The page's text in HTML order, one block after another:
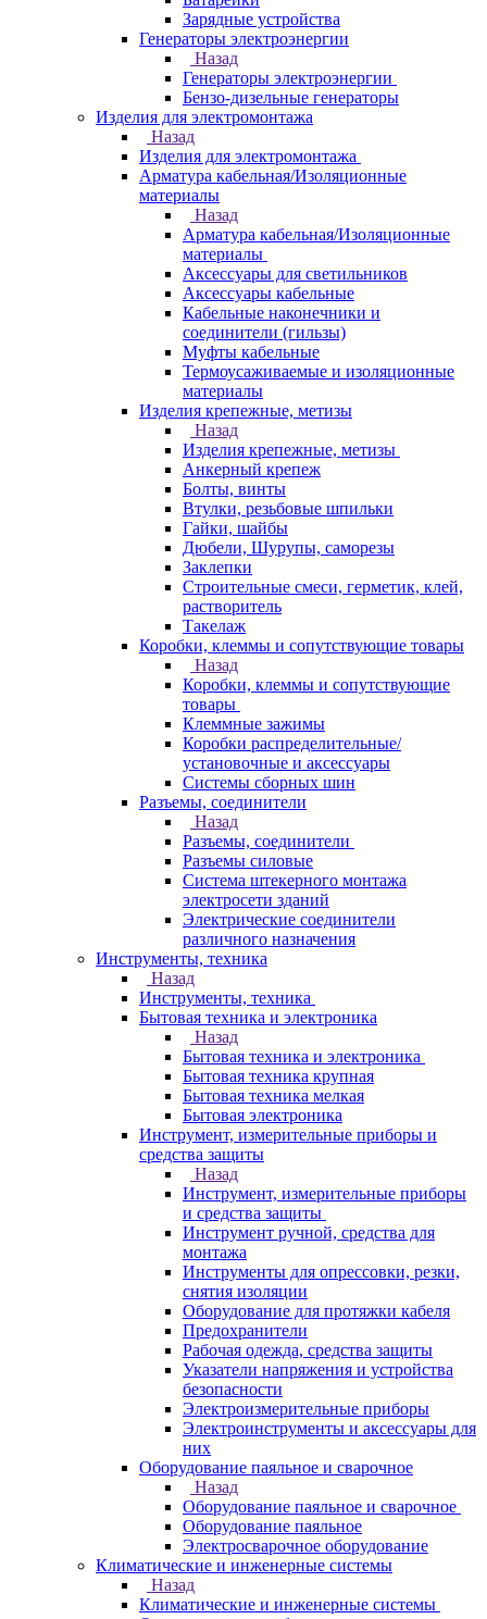
Зарядные устройства
Генераторы электроэнергии
Назад
Генераторы электроэнергии
Бензо-дизельные генераторы
Изделия для электромонтажа
Назад
Изделия для электромонтажа
Арматура кабельная/Изоляционные
материалы
Назад
Арматура кабельная/Изоляционные
материалы
Аксессуары для светильников
Аксессуары кабельные
Кабельные наконечники и
соединители (гильзы)
Муфты кабельные
Термоусаживаемые и изоляционные
материалы
Изделия крепежные, метизы
Назад
Изделия крепежные, метизы
Анкерный крепеж
Болты, винты
Втулки, резьбовые шпильки
Гайки, шайбы
Дюбели, Шурупы, саморезы
Заклепки
Строительные смеси, герметик, клей,
растворитель
Такелаж
Коробки, клеммы и сопутствующие товары
Назад
Коробки, клеммы и сопутствующие
товары
Клеммные зажимы
Коробки распределительные/
установочные и аксессуары
Системы сборных шин
Разъемы, соединители
Назад
Разъемы, соединители
Разъемы силовые
Система штекерного монтажа
электросети зданий
Электрические соединители
различного назначения
Инструменты, техника
Назад
Инструменты, техника
Бытовая техника и электроника
Назад
Бытовая техника и электроника
Бытовая техника крупная
Бытовая техника мелкая
Бытовая электроника
Инструмент, измерительные приборы и
средства защиты
Назад
Инструмент, измерительные приборы
и средства защиты
Инструмент ручной, средства для
монтажа
Инструменты для опрессовки, резки,
снятия изоляции
Оборудование для протяжки кабеля
Предохранители
Рабочая одежда, средства защиты
Указатели напряжения и устройства
безопасности
Электроизмерительные приборы
Электроинструменты и аксессуары для
них
Оборудование паяльное и сварочное
Назад
Оборудование паяльное и сварочное
Оборудование паяльное
Электросварочное оборудование
Климатические и инженерные системы
Назад
Климатические и инженерные системы